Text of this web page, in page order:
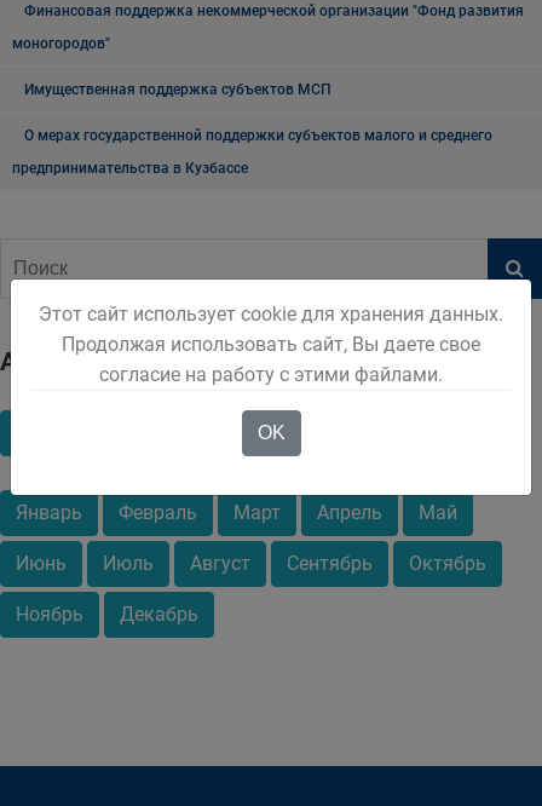
Финансовая поддержка некоммерческой организации "Фонд развития
моногородов"
Имущественная поддержка субъектов МСП
О мерах государственной поддержки субъектов малого и среднего
предпринимательства в Кузбассе
Архив
2026
Январь Февраль Март Апрель Май
Июнь Июль Август Сентябрь Октябрь
Ноябрь Декабрь
Этот сайт использует cookie для хранения данных.
Продолжая использовать сайт, Вы даете свое
согласие на работу с этими файлами.
OK